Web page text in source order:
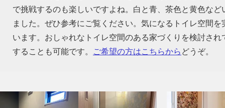
で挑戦するのも楽しいですよね。白と青、茶色と黄色な
ました。ぜひ参考にご覧ください。気になるトイレ空間
います。おしゃれなトイレ空間のある家づくりを検討さ
することも可能です。
ご希望の方はこちらから どうぞ。